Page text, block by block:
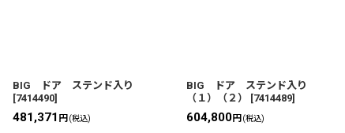
BIG ドア ステンド入り
[7414490]
481,371 円 (税込)
BIG ドア ステンド入り
（１）（２）
[7414489]
604,800円 (税込)